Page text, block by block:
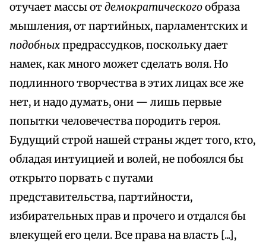
отучает массы отдемократическогообраза
мышления, от партийных, парламентских и
подобныхпредрассудков, поскольку дает
намек, как много может сделать воля. Но
подлинного творчества в этих лицах все же
нет, и надо думать, они — лишь первые
попытки человечества породить героя.
Будущий строй нашей страны ждет того, кто,
обладая интуицией и волей, не побоялся бы
открыто порвать с путами
представительства, партийности,
избирательных прав и прочего и отдался бы
влекущей его цели. Все права на власть [...],